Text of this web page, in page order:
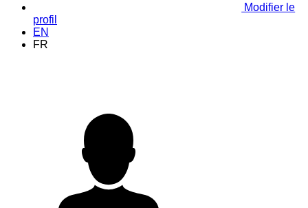
Modifier le
profil
EN
FR